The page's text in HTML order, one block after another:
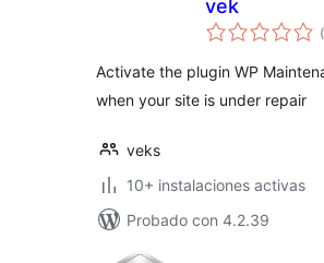
vek
Activate the plugin WP
when your site is under repair
veks
10+ instalaciones activas
Probado con 4.2.39